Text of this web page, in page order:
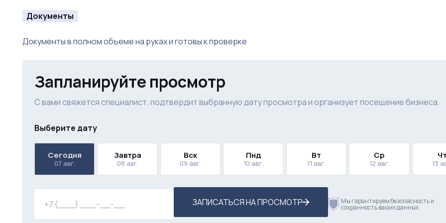
Документы
Документы в полном объеме на руках и готовы к проверке
Запланируйте просмотр
С вами свяжется специалист, подтвердит выбранную дату просмотра и организует посещение бизнеса.
Выберите дату
Сегодня
07 авг.
Завтра
08 авг.
Вск
09 авг.
Пнд
10 авг.
Вт
11 авг.
Ср
12 авг.
Чт
13
ЗАПИСАТЬСЯ НА ПРОСМОТР Мы гарантируем безопасность и
сохранность ваших данных